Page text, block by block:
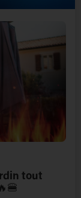
tout